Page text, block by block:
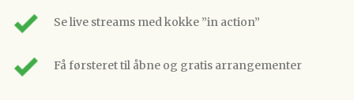
Se live streams med kokke ”in action”
Få førsteret til åbne og gratis arrangementer